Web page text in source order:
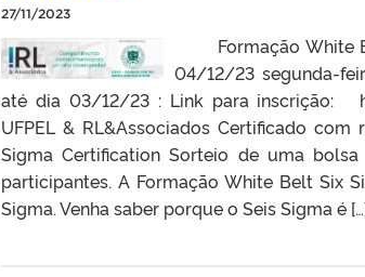
27/11/2023
Formação White
04/12/23 segunda-
até dia 03/12/23 : Link para inscrição:
UFPEL & RL&Associados Certificado
Sigma Certification Sorteio de uma
participantes. A Formação White Belt Six
Sigma. Venha saber porque o Seis Sigma é